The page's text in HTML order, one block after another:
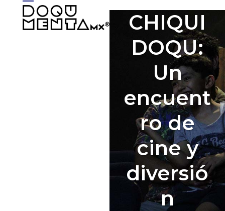
content
Open
mobile
Close
mobile
CHIQUI
DOQU:
Un
encuent
ro de
cine y
diversió
n